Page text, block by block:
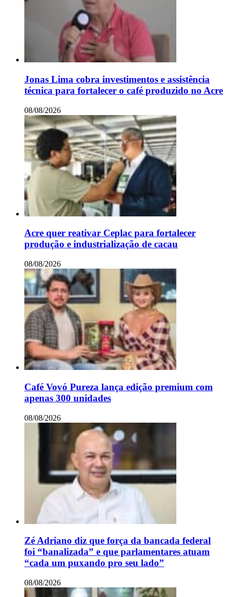
Jonas Lima cobra investimentos e assistência
técnica para fortalecer o café produzido no Acre
08/08/2026
Acre quer reativar Ceplac para fortalecer
produção e industrialização de cacau
08/08/2026
Café Vovó Pureza lança edição premium com
apenas 300 unidades
08/08/2026
Zé Adriano diz que força da bancada federal
foi “banalizada” e que parlamentares atuam
“cada um puxando pro seu lado”
08/08/2026